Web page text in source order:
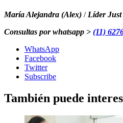
María Alejandra (Alex) / Líder
Consultas por whatsapp > (11)
WhatsApp
Facebook
Twitter
Subscribe
También puede